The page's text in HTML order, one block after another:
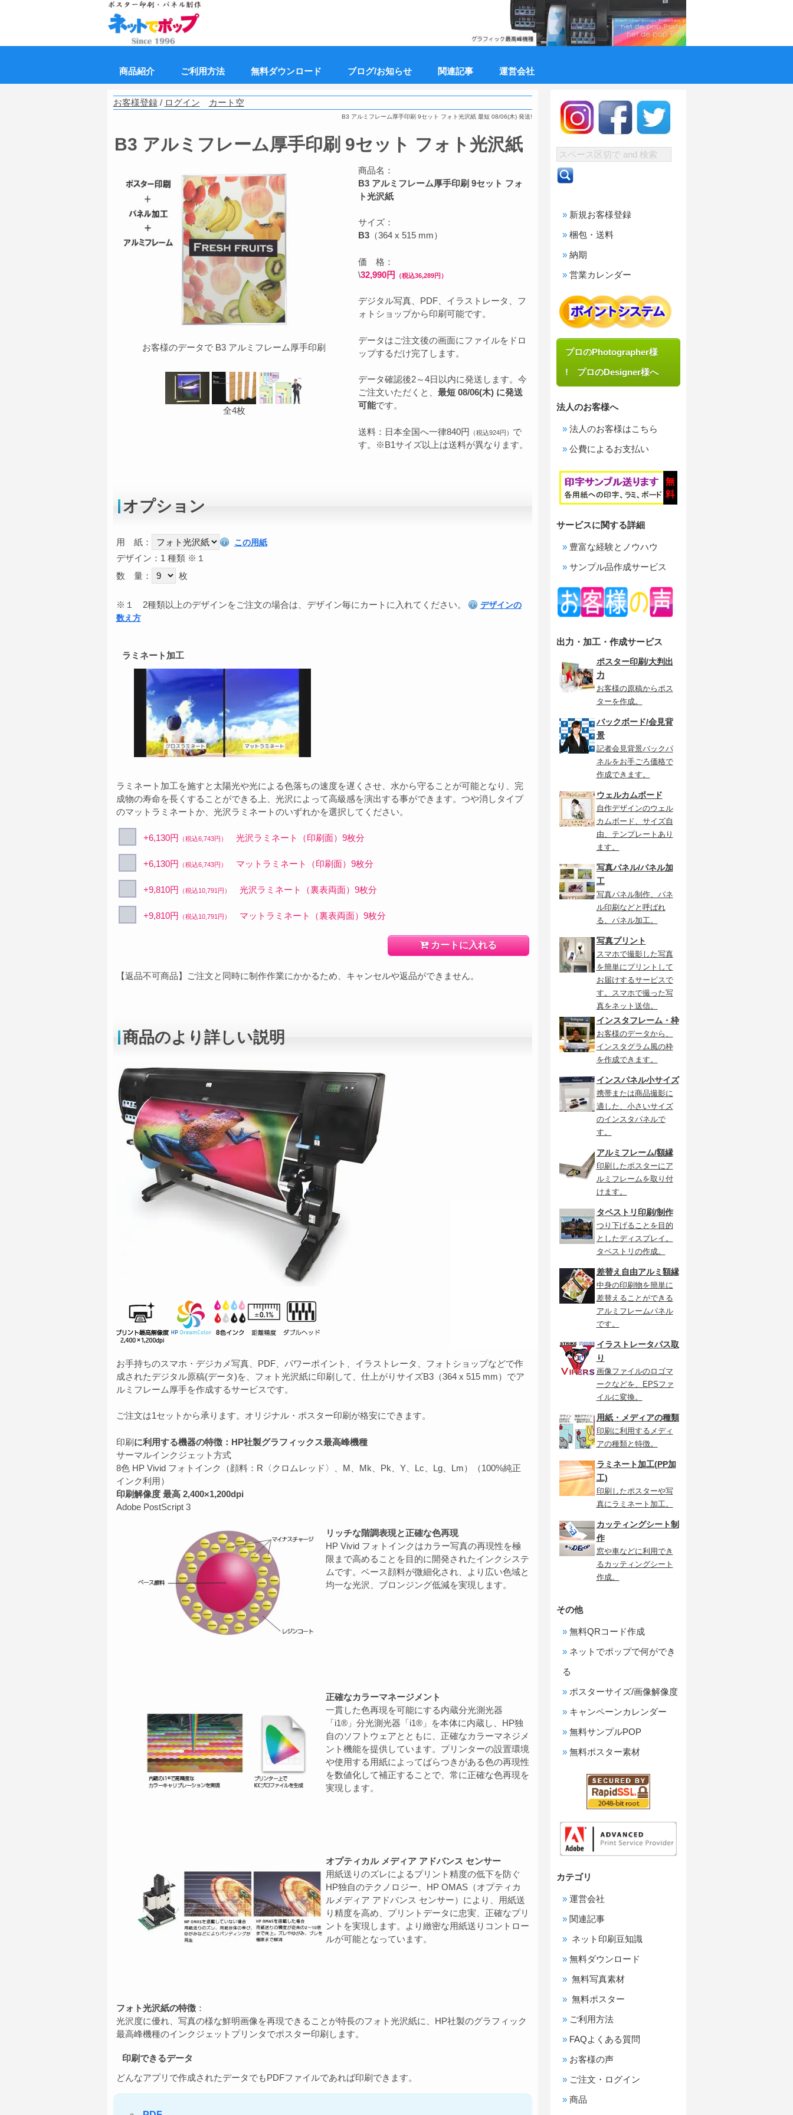
商品紹介 ご利用方法 無料ダウンロード ブログ/お知らせ 関連記事 運営会社
お客様登録/ ログイン カート空
B3 アルミフレーム厚手印刷 9セット フォト光沢紙 最短 08/06(木) 発送!
B3 アルミフレーム厚手印刷 9セット フォト光沢紙
お客様のデータで B3 アルミフレーム厚手印刷
全4枚
商品名：
B3 アルミフレーム厚手印刷 9セット フォ
ト光沢紙
サイズ：
B3（364 x 515 mm）
価 格：
\32,990円 （税込36,289円）
デジタル写真、PDF、イラストレータ、フ
ォトショップから印刷可能です。
データはご注文後の画面にファイルをドロ
ップするだけ完了します。
データ確認後2～4日以内に発送します。今
ご注文いただくと、 最短 08/06(木) に発送
可能です。
送料：日本全国へ一律840円 （税込924円）
で
す。※B1サイズ以上は送料が異なります。
オプション
用 紙： この用紙
デザイン：1 種類 ※１
数 量：
枚
※１ 2種類以上のデザインをご注文の場合は、デザイン毎にカートに入れてください。
デザインの
数え方
ラミネート加工
ラミネート加工を施すと太陽光や光による色落ちの速度を遅くさせ、水から守ることが可能となり、完
成物の寿命を長くすることができる上、光沢によって高級感を演出する事ができます。つや消しタイプ
のマットラミネートか、光沢ラミネートのいずれかを選択してください。
+6,130円 （税込6,743円） 光沢ラミネート（印刷面）9枚分
+6,130円 （税込6,743円） マットラミネート（印刷面）9枚分
+9,810円 （税込10,791円） 光沢ラミネート（裏表両面）9枚分
+9,810円 （税込10,791円） マットラミネート（裏表両面）9枚分
カートに入れる
【返品不可商品】ご注文と同時に制作作業にかかるため、キャンセルや返品ができません。
商品のより詳しい説明
お手持ちのスマホ・デジカメ写真、PDF、パワーポイント、イラストレータ、フォトショップなどで作
成されたデジタル原稿(データ)を、フォト光沢紙に印刷して、仕上がりサイズB3（364 x 515 mm）でア
ルミフレーム厚手を作成するサービスです。
ご注文は1セットから承ります。オリジナル・ポスター印刷が格安にできます。
印刷 に利用する機器の特徴：HP社製グラフィックス最高峰機種
サーマルインクジェット方式
8色 HP Vivid フォトインク（顔料：R〈クロムレッド〉、M、Mk、Pk、Y、Lc、Lg、Lm）（100%純正
インク利用）
印刷解像度 最高 2,400×1,200dpi
Adobe PostScript 3
リッチな階調表現と正確な色再現
HP Vivid フォトインクはカラー写真の再現性を極
限まで高めることを目的に開発されたインクシステ
ムです。ベース顔料が微細化され、より広い色域と
均一な光沢、ブロンジング低減を実現します。
正確なカラーマネージメント
一貫した色再現を可能にする内蔵分光測光器
「i1®」分光測光器「i1®」を本体に内蔵し、HP独
自のソフトウェアとともに、正確なカラーマネジメ
ント機能を提供しています。プリンターの設置環境
や使用する用紙によってばらつきがある色の再現性
を数値化して補正することで、常に正確な色再現を
実現します。
オプティカル メディア アドバンス センサー
用紙送りのズレによるプリント精度の低下を防ぐ
HP独自のテクノロジー、HP OMAS（オプティカ
ルメディア アドバンス センサー）により、用紙送
り精度を高め、プリントデータに忠実、正確なプリ
ントを実現します。より緻密な用紙送りコントロー
ルが可能となっています。
フォト光沢紙の特徴：
光沢度に優れ、写真の様な鮮明画像を再現できることが特長のフォト光沢紙に、HP社製のグラフィック
最高峰機種のインクジェットプリンタでポスター印刷します。
印刷できるデータ
どんなアプリで作成されたデータでもPDFファイルであれば印刷できます。
新規お客様登録
梱包・送料
納期
営業カレンダー
プロのPhotographer様
! プロのDesigner様へ
法人のお客様へ
法人のお客様はこちら
公費によるお支払い
サービスに関する詳細
豊富な経験とノウハウ
サンプル品作成サービス
出力・加工・作成サービス
ポスター印刷/大判出
力
お客様の原稿からポス
ターを作成。
バックボード/会見背
景
記者会見背景バックパ
ネルをお手ごろ価格で
作成できます。
ウェルカムボード
自作デザインのウェル
カムボード、サイズ自
由、テンプレートあり
ます。
写真パネル/パネル加
工
写真パネル制作、パネ
ル印刷などと呼ばれ
る、パネル加工。
写真プリント
スマホで撮影した写真
を簡単にプリントして
お届けするサービスで
す。スマホで撮った写
真をネット送信。
インスタフレーム・枠
お客様のデータから、
インスタグラム風の枠
を作成できます。
インスパネル小サイズ
携帯または商品撮影に
適した、小さいサイズ
のインスタパネルで
す。
アルミフレーム/額縁
印刷したポスターにア
ルミフレームを取り付
けます。
タペストリ印刷/制作
つり下げることを目的
としたディスプレイ。
タペストリの作成。
差替え自由アルミ額縁
中身の印刷物を簡単に
差替えることができる
アルミフレームパネル
です。
イラストレータパス取
り
画像ファイルのロゴマ
ークなどを、EPSファ
イルに変換。
用紙・メディアの種類
印刷に利用するメディ
アの種類と特徴。
ラミネート加工(PP加
工)
印刷したポスターや写
真にラミネート加工。
カッティングシート制
作
窓や車などに利用でき
るカッティングシート
作成。
その他
無料QRコード作成
ネットでポップで何ができ
る
ポスターサイズ/画像解像度
キャンペーンカレンダー
無料サンプルPOP
無料ポスター素材
カテゴリ
運営会社
関連記事
ネット印刷豆知識
無料ダウンロード
無料写真素材
無料ポスター
ご利用方法
FAQよくある質問
お客様の声
ご注文・ログイン
商品